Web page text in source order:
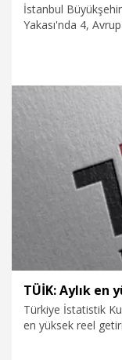
İstanbul
Yakası'nda 4,
Türkiye İstatistik
en yüksek reel